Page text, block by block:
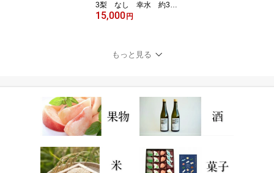
3梨 なし 幸水 約3kg
【2026年発送】果物
15,000 円
もっと見る